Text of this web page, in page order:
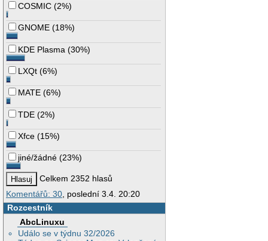
COSMIC (2%)
GNOME (18%)
KDE Plasma (30%)
LXQt (6%)
MATE (6%)
TDE (2%)
Xfce (15%)
jiné/žádné (23%)
Celkem 2352 hlasů
Komentářů: 30 , poslední 3.4. 20:20
Rozcestník
AbcLinuxu
Událo se v týdnu 32/2026